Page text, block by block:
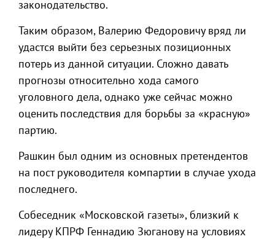
законодательство.
Таким образом, Валерию Федоровичу вряд ли
удастся выйти без серьезных позиционных
потерь из данной ситуации. Сложно давать
прогнозы относительно хода самого
уголовного дела, однако уже сейчас можно
оценить последствия для борьбы за «красную»
партию.
Рашкин был одним из основных претендентов
на пост руководителя компартии в случае ухода
последнего.
Собеседник «Московской газеты», близкий к
лидеру КПРФ Геннадию Зюганову на условиях